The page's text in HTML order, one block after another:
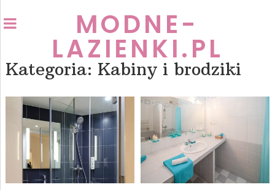
MODNE-
LAZIENKI.PL
Kategoria: Kabiny i brodziki